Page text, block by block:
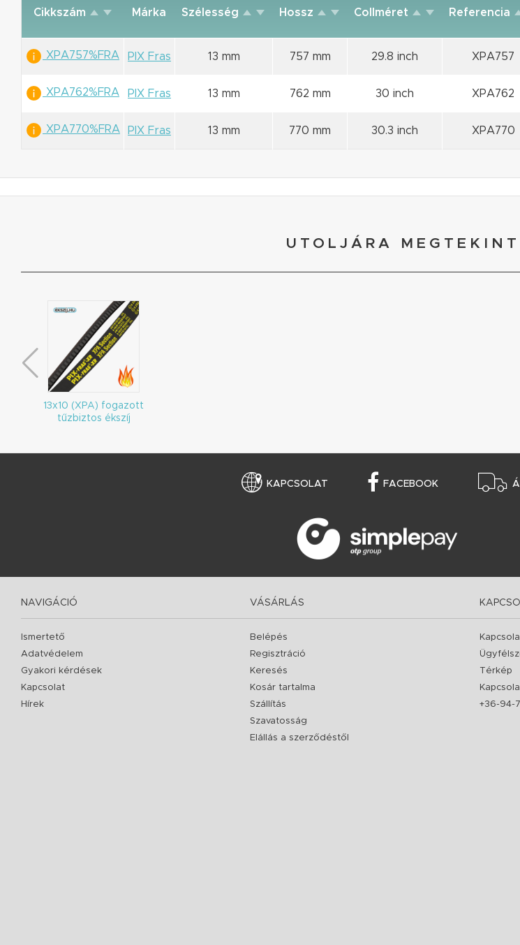
Cikkszám Márka Szélesség Hossz Collméret Referencia
XPA757%FRA PIX Fras 13 mm 757 mm 29.8 inch XPA757
XPA762%FRA PIX Fras 13 mm 762 mm 30 inch XPA762
XPA770%FRA PIX Fras 13 mm 770 mm 30.3 inch XPA770
UTOLJÁRA
13x10 (XPA) fogazott
tűzbiztos ékszíj
KAPCSOLAT FACEBOOK
NAVIGÁCIÓ
Ismertető
Adatvédelem
Gyakori kérdések
Kapcsolat
Hírek
VÁSÁRLÁS
Belépés
Regisztráció
Keresés
Kosár tartalma
Szállítás
Szavatosság
Elállás a szerződéstől
Térkép
+36-94-